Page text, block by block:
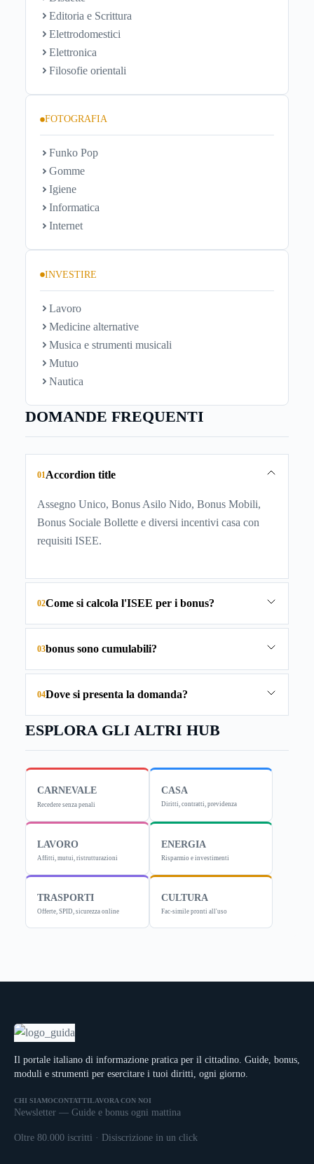
Editoria e Scrittura
Elettrodomestici
Elettronica
Filosofie orientali
FOTOGRAFIA
Funko Pop
Gomme
Igiene
Informatica
Internet
INVESTIRE
Lavoro
Medicine alternative
Musica e strumenti musicali
Mutuo
Nautica
DOMANDE FREQUENTI
01 Accordion title
Assegno Unico, Bonus Asilo Nido, Bonus Mobili,
Bonus Sociale Bollette e diversi incentivi casa con
requisiti ISEE.
02Come si calcola l'ISEE per i bonus?
03bonus sono cumulabili?
04Dove si presenta la domanda?
ESPLORA GLI ALTRI HUB
CARNEVALE
Recedere senza penali
CASA
Diritti, contratti, previdenza
LAVORO
Affitti, mutui, ristrutturazioni
ENERGIA
Risparmio e investimenti
TRASPORTI
Offerte, SPID, sicurezza online
CULTURA
Fac-simile pronti all'uso
Il portale italiano di informazione pratica per il cittadino. Guide, bonus,
moduli e strumenti per esercitare i tuoi diritti, ogni giorno.
CHI SIAMOCONTATTILAVORA CON NOI
Newsletter — Guide e bonus ogni mattina
Oltre 80.000 iscritti · Disiscrizione in un click